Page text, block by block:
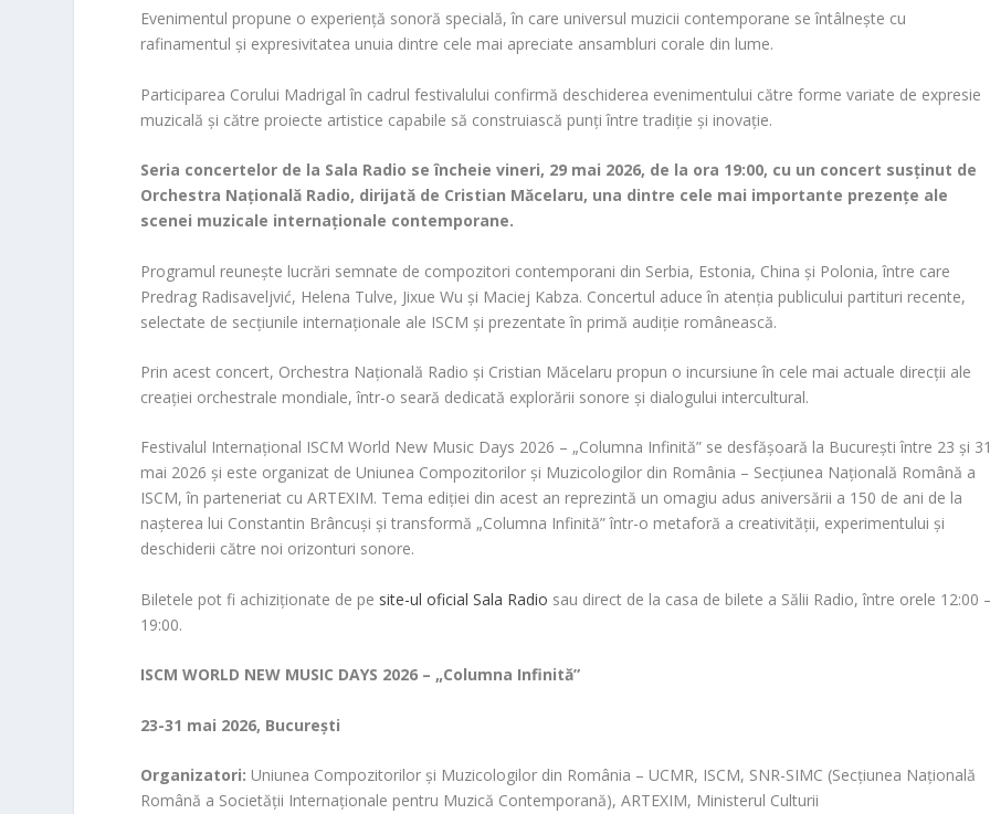
Evenimentul propune o experiență sonoră specială, în care universul muzicii contemporane se întâlnește cu
rafinamentul și expresivitatea unuia dintre cele mai apreciate ansambluri corale din lume.
Participarea Corului Madrigal în cadrul festivalului confirmă deschiderea evenimentului către forme variate de expresie
muzicală și către proiecte artistice capabile să construiască punți între tradiție și inovație.
Seria concertelor de la Sala Radio se încheie vineri, 29 mai 2026, de la ora 19:00, cu un concert susținut de
Orchestra Națională Radio, dirijată de Cristian Măcelaru, una dintre cele mai importante prezențe ale
scenei muzicale internaționale contemporane.
Programul reunește lucrări semnate de compozitori contemporani din Serbia, Estonia, China și Polonia, între care
Predrag Radisaveljvić, Helena Tulve, Jixue Wu și Maciej Kabza. Concertul aduce în atenția publicului partituri recente,
selectate de secțiunile internaționale ale ISCM și prezentate în primă audiție românească.
Prin acest concert, Orchestra Națională Radio și Cristian Măcelaru propun o incursiune în cele mai actuale direcții ale
creației orchestrale mondiale, într-o seară dedicată explorării sonore și dialogului intercultural.
Festivalul Internațional ISCM World New Music Days 2026 – „Columna Infinită” se desfășoară la București între 23 și
mai 2026 și este organizat de Uniunea Compozitorilor și Muzicologilor din România – Secțiunea Națională Română a
ISCM, în parteneriat cu ARTEXIM. Tema ediției din acest an reprezintă un omagiu adus aniversării a 150 de ani de la
nașterea lui Constantin Brâncuși și transformă „Columna Infinită” într-o metaforă a creativității, experimentului și
deschiderii către noi orizonturi sonore.
Biletele pot fi achiziționate de pe site-ul oficial Sala Radio sau direct de la casa de bilete a Sălii Radio, între orele 12:00
19:00.
ISCM WORLD NEW MUSIC DAYS 2026 – „Columna Infinită”
23-31 mai 2026, București
Organizatori: Uniunea Compozitorilor şi Muzicologilor din România – UCMR, ISCM, SNR-SIMC (Secţiunea Naţională
Română a Societăţii Internaţionale pentru Muzică Contemporană), ARTEXIM, Ministerul Culturii